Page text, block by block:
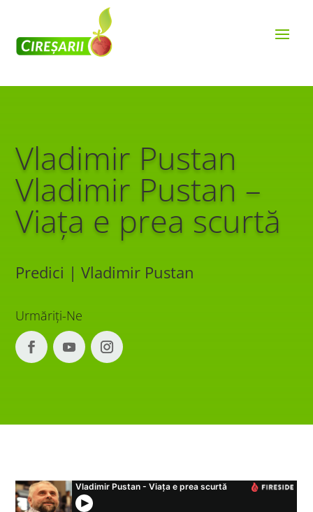
Vladimir Pustan
Vladimir Pustan –
Viața e prea scurtă
Predici | Vladimir Pustan
Urmăriți-Ne